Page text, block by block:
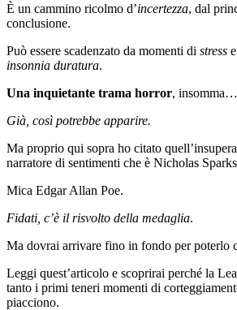
È un cammino ricolmo d’incertezza, dal
conclusione.
Può essere scadenzato da momenti di stress
insonnia duratura.
Una inquietante trama horror, insomma…
Già, così potrebbe apparire.
Ma proprio qui sopra ho citato
narratore di sentimenti che è Nicholas
Mica Edgar Allan Poe.
Fidati, c’è il risvolto della medaglia.
Ma dovrai arrivare fino in fondo per poterlo
Leggi quest’articolo e scoprirai perché la
tanto i primi teneri momenti di
piacciono.